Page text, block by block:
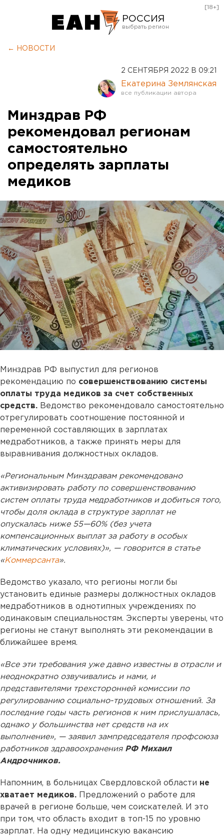
РОССИЯ
Оренбург
[18+]
← НОВОСТИ
2 СЕНТЯБРЯ 2022 В 09:21
Екатерина Землянская
Минздрав РФ
рекомендовал регионам
самостоятельно
определять зарплаты
медиков
Минздрав РФ выпустил для регионов
рекомендацию по совершенствованию системы
оплаты труда медиков за счет собственных
средств. Ведомство рекомендовало самостоятельно
отрегулировать соотношение постоянной и
переменной составляющих в зарплатах
медработников, а также принять меры для
выравнивания должностных окладов.
«Региональным Минздравам рекомендовано
активизировать работу по совершенствованию
систем оплаты труда медработников и добиться того,
чтобы доля оклада в структуре зарплат не
опускалась ниже 55—60% (без учета
компенсационных выплат за работу в особых
климатических условиях)», — говорится в статье
«Коммерсанта».
Ведомство указало, что регионы могли бы
установить единые размеры должностных окладов
медработников в однотипных учреждениях по
одинаковым специальностям. Эксперты уверены, что
регионы не станут выполнять эти рекомендации в
ближайшее время.
«Все эти требования уже давно известны в отрасли и
неоднократно озвучивались и нами, и
представителями трехсторонней комиссии по
регулированию социально-трудовых отношений. За
последние годы часть регионов к ним прислушалась,
однако у большинства нет средств на их
выполнение», — заявил зампредседателя профсоюза
работников здравоохранения РФ Михаил
Андрочников.
Напомним, в больницах Свердловской области не
хватает медиков. Предложений о работе для
врачей в регионе больше, чем соискателей. И это
при том, что область входит в топ-15 по уровню
зарплат. На одну медицинскую вакансию